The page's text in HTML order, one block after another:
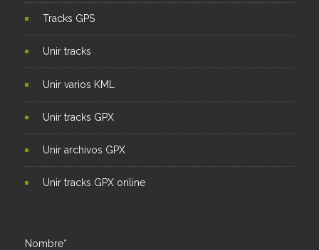
Tracks GPS
Unir tracks
Unir varios KML
Unir tracks GPX
Unir archivos GPX
Unir tracks GPX online
Nombre*